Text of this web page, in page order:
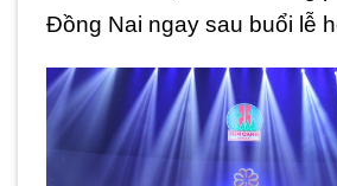
Đồng Nai ngay sau buổi lễ